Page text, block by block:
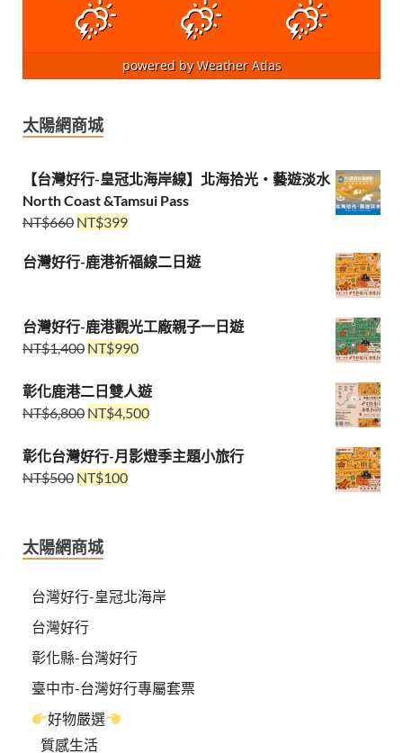
powered byWeather Atlas
太陽網商城
【台灣好行-皇冠北海岸線】北海拾光・藝遊淡水
North Coast &Tamsui Pass
NT$660 NT$399
台灣好行-鹿港祈福線二日遊
台灣好行-鹿港觀光工廠親子一日遊
NT$1,400 NT$990
彰化鹿港二日雙人遊
NT$6,800 NT$4,500
彰化台灣好行-月影燈季主題小旅行
NT$500 NT$100
太陽網商城
台灣好行-皇冠北海岸
台灣好行
彰化縣-台灣好行
臺中市-台灣好行專屬套票
好物嚴選
質感生活